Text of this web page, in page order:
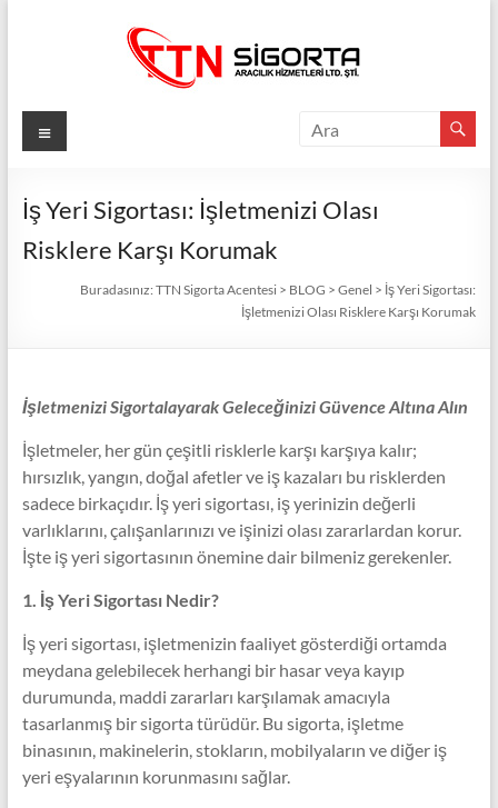
TTN
Acentesi
Güvenli
İyi
Fiyatlar,
Eksiksiz
Menü
İş Yeri Sigortası: İşletmenizi Olası
Risklere Karşı Korumak
Buradasınız: TTN Sigorta Acentesi > BLOG >Genel > İş Yeri Sigortası:
İşletmenizi Olası Risklere Karşı Korumak
İşletmenizi Sigortalayarak Geleceğinizi Güvence Altına Alın
İşletmeler, her gün çeşitli risklerle karşı karşıya kalır;
hırsızlık, yangın, doğal afetler ve iş kazaları bu risklerden
sadece birkaçıdır. İş yeri sigortası, iş yerinizin değerli
varlıklarını, çalışanlarınızı ve işinizi olası zararlardan korur.
İşte iş yeri sigortasının önemine dair bilmeniz gerekenler.
1. İş Yeri Sigortası Nedir?
İş yeri sigortası, işletmenizin faaliyet gösterdiği ortamda
meydana gelebilecek herhangi bir hasar veya kayıp
durumunda, maddi zararları karşılamak amacıyla
tasarlanmış bir sigorta türüdür. Bu sigorta, işletme
binasının, makinelerin, stokların, mobilyaların ve diğer iş
yeri eşyalarının korunmasını sağlar.